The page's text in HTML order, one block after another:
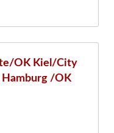
OK Kiel/City
Hamburg /OK